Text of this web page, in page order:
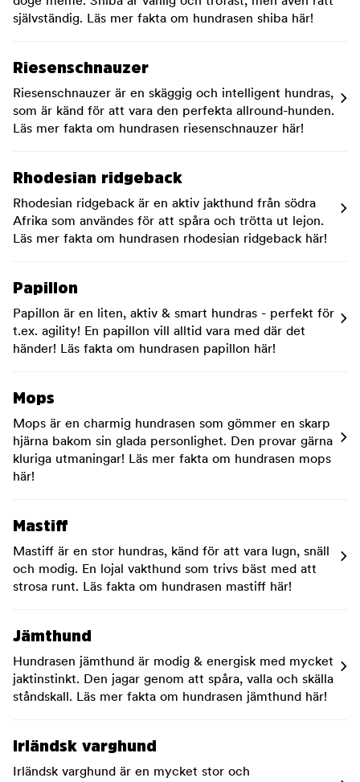
självständig. Läs mer fakta om hundrasen shiba här!
Riesenschnauzer
Riesenschnauzer är en skäggig och intelligent hundras,
som är känd för att vara den perfekta allround-hunden.
Läs mer fakta om hundrasen riesenschnauzer här!
Rhodesian ridgeback
Rhodesian ridgeback är en aktiv jakthund från södra
Afrika som användes för att spåra och trötta ut lejon.
Läs mer fakta om hundrasen rhodesian ridgeback här!
Papillon
Papillon är en liten, aktiv & smart hundras - perfekt för
t.ex. agility! En papillon vill alltid vara med där det
händer! Läs fakta om hundrasen papillon här!
Mops
Mops är en charmig hundrasen som gömmer en skarp
hjärna bakom sin glada personlighet. Den provar gärna
kluriga utmaningar! Läs mer fakta om hundrasen mops
här!
Mastiff
Mastiff är en stor hundras, känd för att vara lugn, snäll
och modig. En lojal vakthund som trivs bäst med att
strosa runt. Läs fakta om hundrasen mastiff här!
Jämthund
Hundrasen jämthund är modig & energisk med mycket
jaktinstinkt. Den jagar genom att spåra, valla och skälla
ståndskall. Läs mer fakta om hundrasen jämthund här!
Irländsk varghund
Irländsk varghund är en mycket stor och